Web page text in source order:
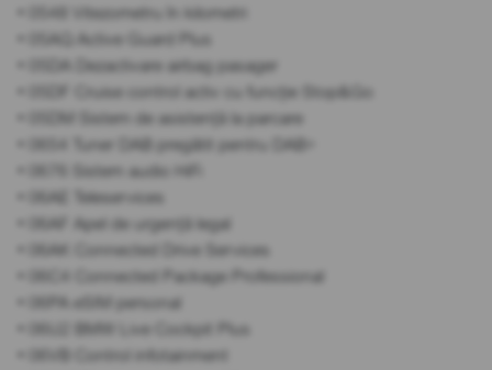
• 0548 Vitezometru în kilometri
• 05AQ Active Guard Plus
• 05DA Dezactivare airbag pasager
• 05DF Cruise control activ cu funcție Stop&Go
• 05DM Sistem de asistență la parcare
• 0654 Tuner DAB pregătit pentru DAB+
• 0676 Sistem audio HiFi
• 06AE Teleservices
• 06AF Apel de urgență legal
• 06AK Connected Drive Services
• 06C4 Connected Package Professional
• 06PA eSIM personal
• 06U2 BMW Live Cockpit Plus
• 06VB Control infotainment